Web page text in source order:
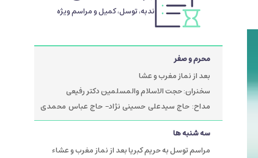
ندبه، توسل، کمیل و مراسم ویژه
محرم و صفر
بعد از نماز مغرب و عشا
سخنران: حجت الاسلام والمسلمین دکتر رفیعی
مداح: حاج سیدعلی حسینی نژاد- حاج عباس محمدی
پور
سه شنبه ها
مراسم توسل به حریم کبریا بعد از نماز مغرب و عشاء